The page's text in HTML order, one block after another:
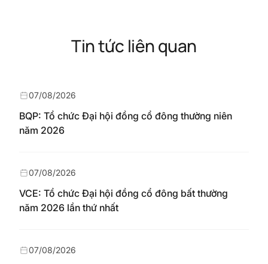
Tin tức liên quan
BQP: Tổ chức Đại hội đồng cổ đông thường niên
năm 2026
07/08/2026
VCE: Tổ chức Đại hội đồng cổ đông bất thường
năm 2026 lần thứ nhất
07/08/2026
07/08/2026